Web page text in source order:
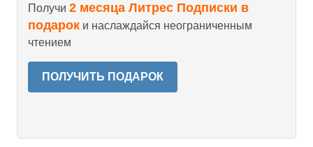
Получи 2 месяца Литрес Подписки в
подарок и наслаждайся неограниченным
чтением
ПОЛУЧИТЬ ПОДАРОК